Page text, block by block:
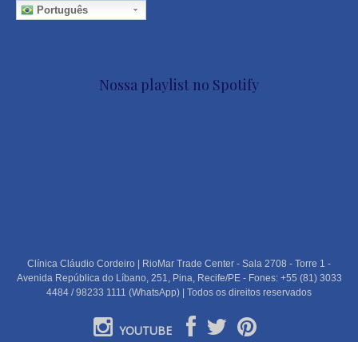
Português
Nossa playlist no Spotify
Clínica Cláudio Cordeiro | RioMar Trade Center - Sala 2708 - Torre 1 -
Avenida República do Líbano, 251, Pina, Recife/PE - Fones: +55 (81) 3033
4484 / 98233 1111 (WhatsApp) | Todos os direitos reservados
YOUTUBE